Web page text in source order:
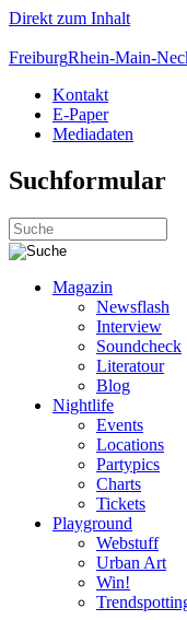
Direkt zum Inhalt
FreiburgRhein-Main-
Kontakt
E-Paper
Mediadaten
Suchformular
Magazin
Newsflash
Interview
Soundcheck
Literatour
Blog
Nightlife
Events
Locations
Partypics
Charts
Tickets
Playground
Webstuff
Urban Art
Win!